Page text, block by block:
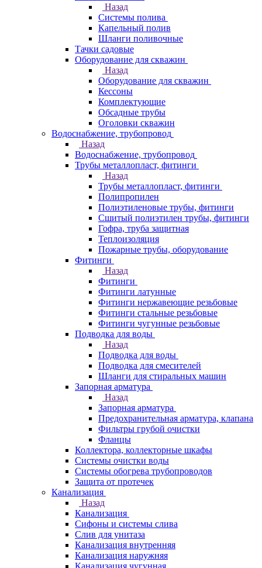
Назад
Системы полива
Капельный полив
Шланги поливочные
Тачки садовые
Оборудование для скважин
Назад
Оборудование для скважин
Кессоны
Комплектующие
Обсадные трубы
Оголовки скважин
Водоснабжение, трубопровод
Назад
Водоснабжение, трубопровод
Трубы металлопласт, фитинги
Назад
Трубы металлопласт, фитинги
Полипропилен
Полиэтиленовые трубы, фитинги
Сшитый полиэтилен трубы, фитинги
Гофра, труба защитная
Теплоизоляция
Пожарные трубы, оборудование
Фитинги
Назад
Фитинги
Фитинги латунные
Фитинги нержавеющие резьбовые
Фитинги стальные резьбовые
Фитинги чугунные резьбовые
Подводка для воды
Назад
Подводка для воды
Подводка для смесителей
Шланги для стиральных машин
Запорная арматура
Назад
Запорная арматура
Предохранительная арматура, клапана
Фильтры грубой очистки
Фланцы
Коллектора, коллекторные шкафы
Системы очистки воды
Системы обогрева трубопроводов
Защита от протечек
Канализация
Назад
Канализация
Сифоны и системы слива
Слив для унитаза
Канализация внутренняя
Канализация наружняя
Канализация чугунная